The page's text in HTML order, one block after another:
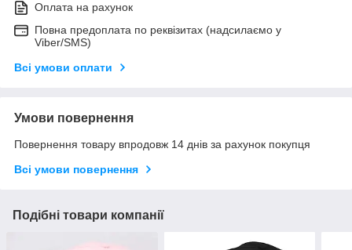
Оплата на рахунок
Повна предоплата по реквізитах (надсилаємо у
Viber/SMS)
Всі умови оплати
Умови повернення
Повернення товару впродовж 14 днів за рахунок покупця
Всі умови повернення
Подібні товари компанії